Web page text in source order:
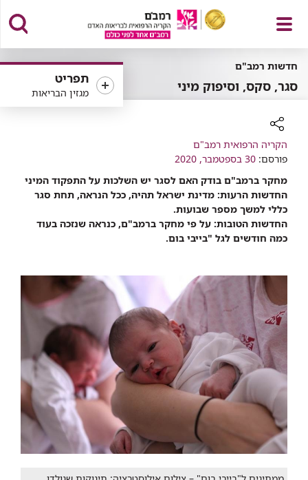
פתח
תפריט
תפריט
מגזין הבריאות
חדשות רמב"ם
סגר, סקס, וסיפוק מיני
רכיב
שיתוף
הקריה הרפואית רמב"ם
פורסם: 30 בספטמבר, 2020
מחקר ברמב"ם בודק האם לסגר יש השלכות על התפקוד המיני
החדשות הרעות: מדינת ישראל תהיה, ככל הנראה, תחת סגר
כללי למשך מספר שבועות.
החדשות הטובות: על פי מחקר ברמב"ם, כנראה שנזכה בעוד
כמה חודשים לגל "בייבי בום.